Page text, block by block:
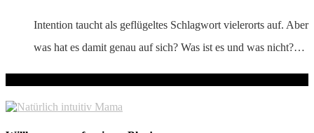
Intention taucht als geflügeltes Schlagwort vielerorts auf. Aber
was hat es damit genau auf sich? Was ist es und was nicht?…